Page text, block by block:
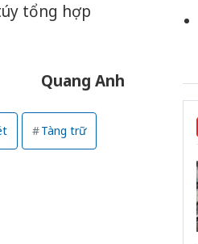
tổng hợp
Quang Anh
Tàng trữ